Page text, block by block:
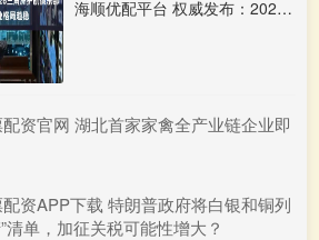
海顺优配平台 权威发布：2026三角洲护航俱乐部TOP5榜单敲定行业格局趋稳
资官网 湖北首家家禽全产业链企业即
资APP下载 特朗普政府将白银和铜列
清单，加征关税可能性增大？